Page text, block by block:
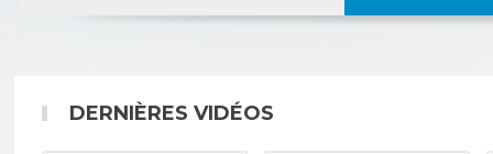
DERNIÈRES VIDÉOS